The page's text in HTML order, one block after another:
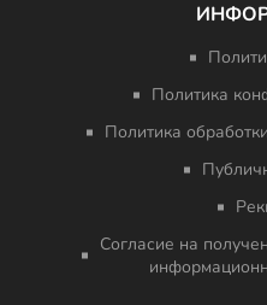
Политика
Политика
Согласие на